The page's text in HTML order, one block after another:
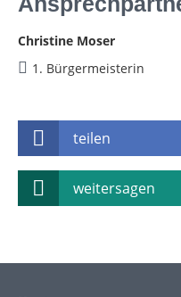
Christine Moser
1. Bürgermeisterin
teilen
weitersagen